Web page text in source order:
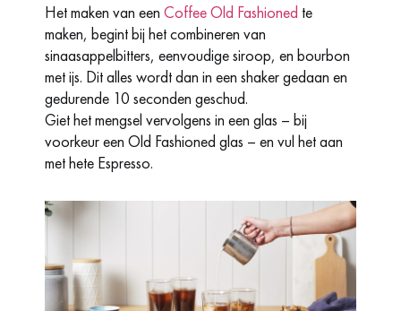
Het maken van eenCoffee Old Fashioned te
maken, begint bij het combineren van
sinaasappelbitters, eenvoudige siroop, en bourbon
met ijs. Dit alles wordt dan in een shaker gedaan en
gedurende 10 seconden geschud.
Giet het mengsel vervolgens in een glas – bij
voorkeur een Old Fashioned glas – en vul het aan
met hete Espresso.